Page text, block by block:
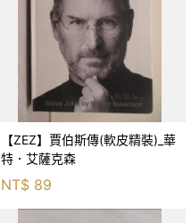
【ZEZ】賈伯斯傳(軟皮精裝)_華
特．艾薩克森
NT$ 89